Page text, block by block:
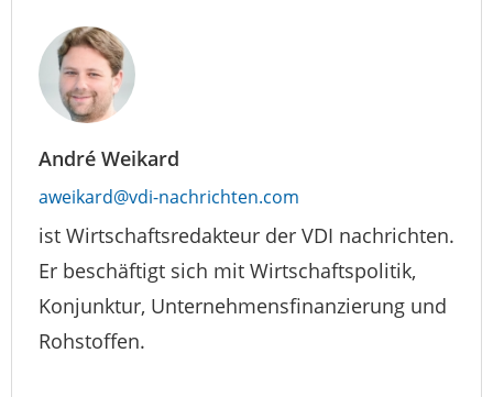
André Weikard
aweikard@vdi-nachrichten.com
ist Wirtschaftsredakteur der VDI nachrichten.
Er beschäftigt sich mit Wirtschaftspolitik,
Konjunktur, Unternehmensfinanzierung und
Rohstoffen.